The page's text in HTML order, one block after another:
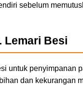
sebelum
Lemari Besi
untuk penyimpanan
dan kekurangan